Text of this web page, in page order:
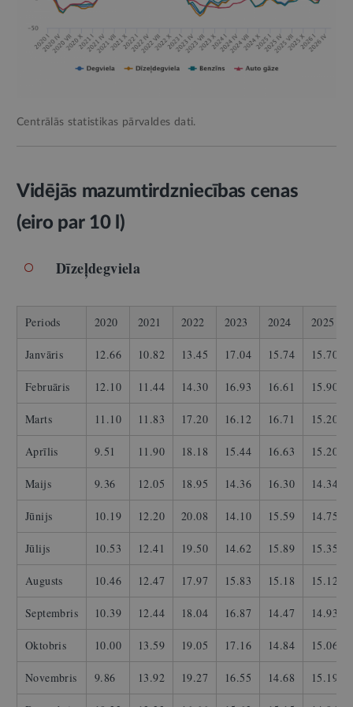
Centrālās statistikas pārvaldes dati.
Vidējās mazumtirdzniecības cenas
(eiro par 10 l)
Dīzeļdegviela
Periods 2020 2021 2022 2023 2024 2025
Janvāris 12.66 10.82 13.45 17.04 15.74 15.70
Februāris 12.10 11.44 14.30 16.93 16.61 15.90
Marts 11.10 11.83 17.20 16.12 16.71 15.20
Aprīlis 9.51 11.90 18.18 15.44 16.63 15.20
Maijs 9.36 12.05 18.95 14.36 16.30 14.34
Jūnijs 10.19 12.20 20.08 14.10 15.59 14.75
Jūlijs 10.53 12.41 19.50 14.62 15.89 15.35
Augusts 10.46 12.47 17.97 15.83 15.18 15.12
Septembris 10.39 12.44 18.04 16.87 14.47 14.93
Oktobris 10.00 13.59 19.05 17.16 14.84 15.06
Novembris 9.86 13.92 19.27 16.55 14.68 15.19